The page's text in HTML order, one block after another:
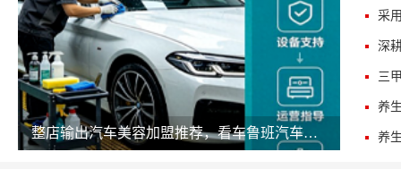
整店输出汽车美容加盟推荐，看车鲁班汽车美容如何降低开店门槛
三